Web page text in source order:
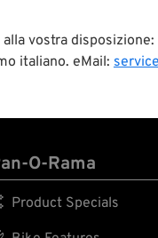
vostra
italiano. eMail:
O-Rama
Product Specials